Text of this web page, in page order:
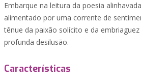
Embarque na leitura da poesia
alimentado por uma corrente de
tênue da paixão solícito e da
profunda desilusão.
Características